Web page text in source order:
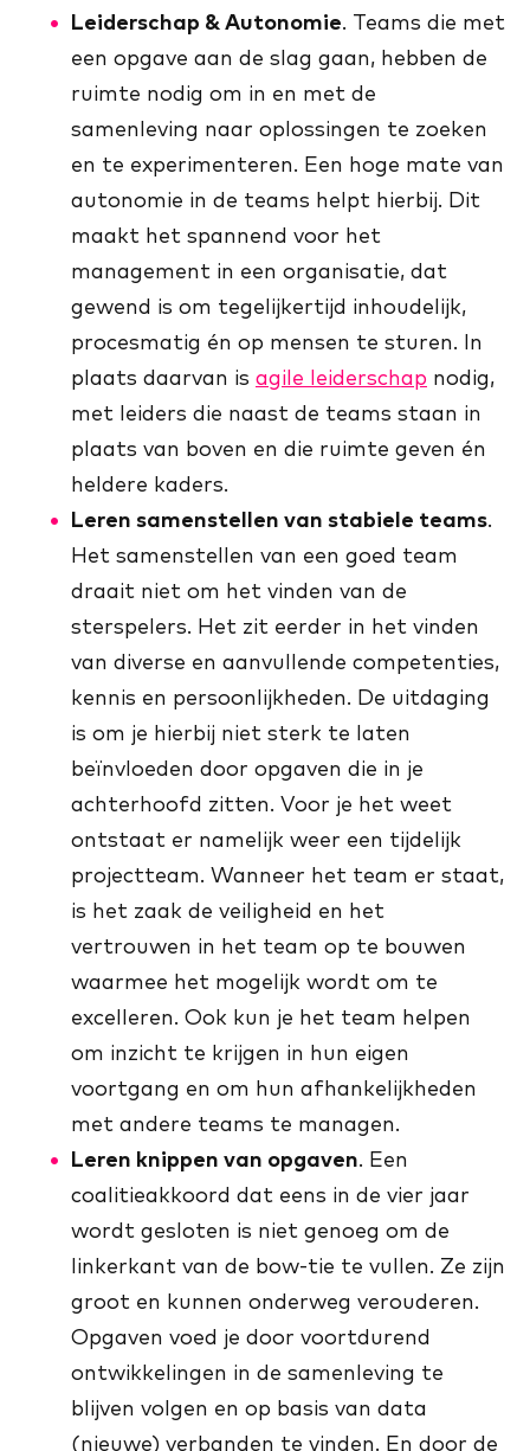
Leiderschap & Autonomie. Teams die met
een opgave aan de slag gaan, hebben de
ruimte nodig om in en met de
samenleving naar oplossingen te zoeken
en te experimenteren. Een hoge mate van
autonomie in de teams helpt hierbij. Dit
maakt het spannend voor het
management in een organisatie, dat
gewend is om tegelijkertijd inhoudelijk,
procesmatig én op mensen te sturen. In
plaats daarvan is agile leiderschap nodig,
met leiders die naast de teams staan in
plaats van boven en die ruimte geven én
heldere kaders.
Leren samenstellen van stabiele teams.
Het samenstellen van een goed team
draait niet om het vinden van de
sterspelers. Het zit eerder in het vinden
van diverse en aanvullende competenties,
kennis en persoonlijkheden. De uitdaging
is om je hierbij niet sterk te laten
beïnvloeden door opgaven die in je
achterhoofd zitten. Voor je het weet
ontstaat er namelijk weer een tijdelijk
projectteam. Wanneer het team er staat,
is het zaak de veiligheid en het
vertrouwen in het team op te bouwen
waarmee het mogelijk wordt om te
excelleren. Ook kun je het team helpen
om inzicht te krijgen in hun eigen
voortgang en om hun afhankelijkheden
met andere teams te managen.
Leren knippen van opgaven. Een
coalitieakkoord dat eens in de vier jaar
wordt gesloten is niet genoeg om de
linkerkant van de bow-tie te vullen. Ze zijn
groot en kunnen onderweg verouderen.
Opgaven voed je door voortdurend
ontwikkelingen in de samenleving te
blijven volgen en op basis van data
(nieuwe) verbanden te vinden. En door de